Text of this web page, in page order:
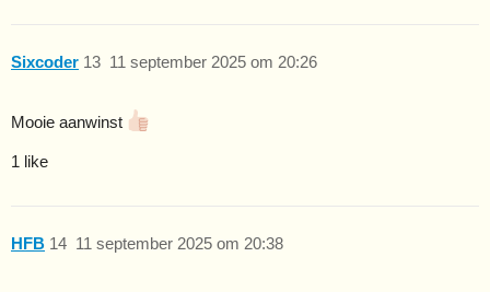
Sixcoder 11 september 2025 om 20:26
13
Mooie aanwinst
1 like
HFB 11 september 2025 om 20:38
14